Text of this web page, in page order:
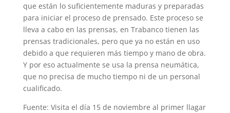
que están lo suficientemente maduras y preparadas
para iniciar el proceso de prensado. Este proceso se
lleva a cabo en las prensas, en Trabanco tienen las
prensas tradicionales, pero que ya no están en uso
debido a que requieren más tiempo y mano de obra.
Y por eso actualmente se usa la prensa neumática,
que no precisa de mucho tiempo ni de un personal
cualificado.
Fuente: Visita el día 15 de noviembre al primer llagar